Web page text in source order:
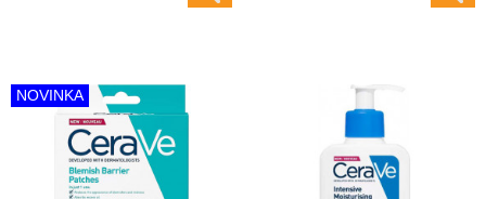
NOVINKA